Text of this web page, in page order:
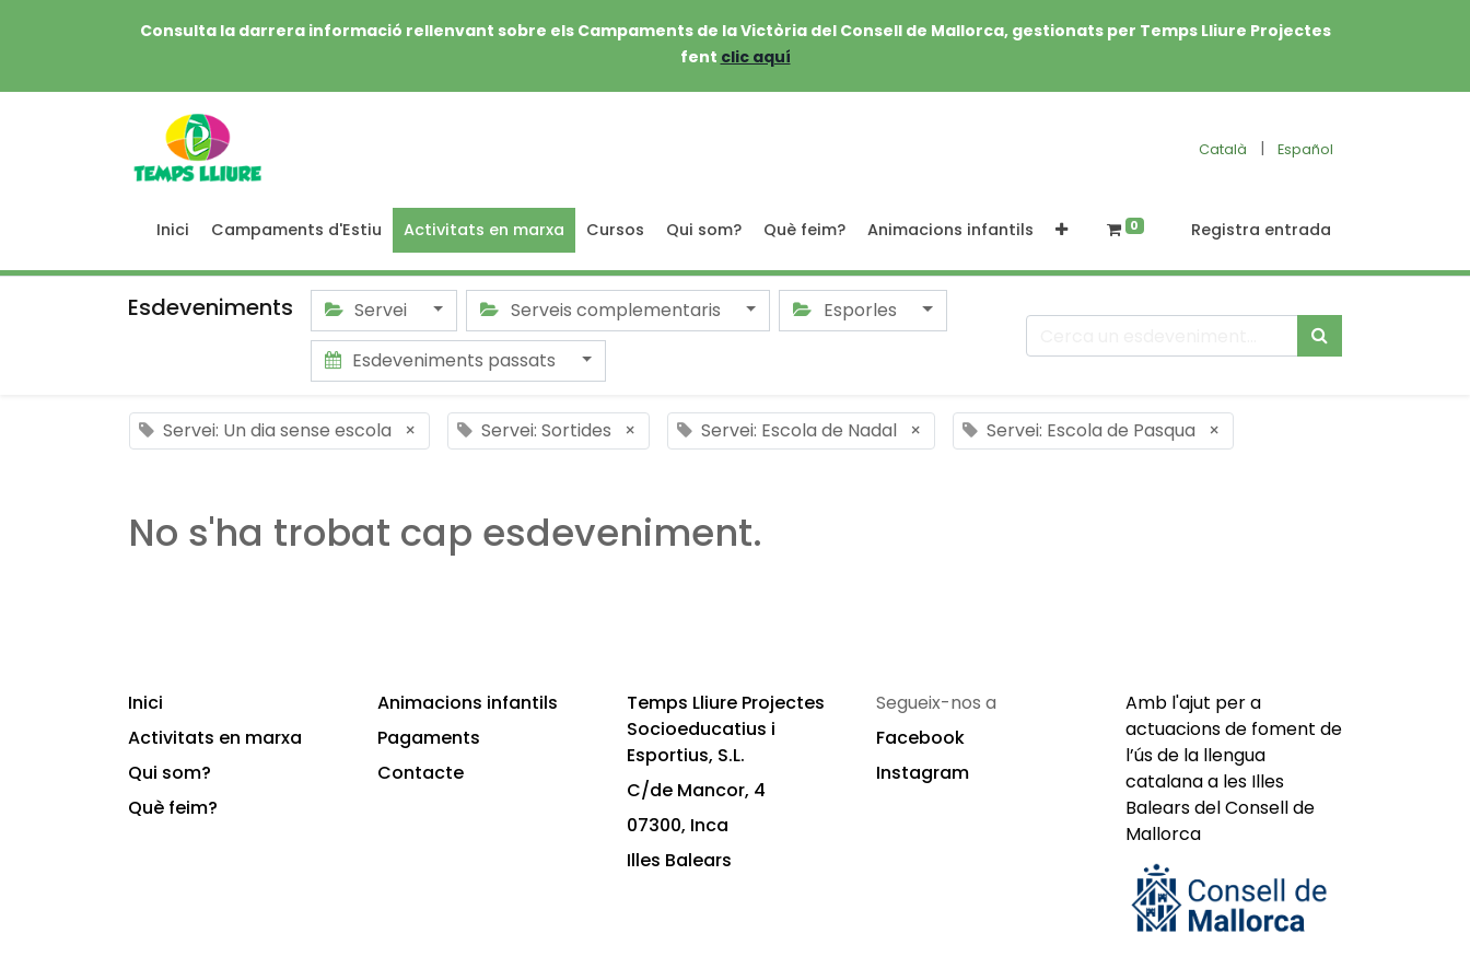
Consulta la darrera informació rellenvant sobre els Campaments de la Victòria del Consell de Mallorca, gestionats per Temps Lliure Projectes
fent clic aquí
Català | Español
Inici Campaments d'Estiu Activitats en marxa Cursos Qui som? Què feim? Animacions infantils 0 Registra entrada
Esdeveniments Servei Serveis complementaris
Esporles
Esdeveniments passats
Servei: Un dia sense escola × Servei: Sortides × Servei: Escola de Nadal × Servei: Escola de Pasqua ×
No s'ha trobat cap esdeveniment.
Inici
Activitats en marxa
Qui som?
Què feim?
Animacions infantils
Pagaments
Contacte
Temps Lliure Projectes
Socioeducatius i
Esportius, S.L.
C/de Mancor, 4
07300, Inca
Illes Balears
Segueix-nos a
Facebook
Instagram
Amb l'ajut per a
actuacions de foment de
l’ús de la llengua
catalana a les Illes
Balears del Consell de
Mallorca